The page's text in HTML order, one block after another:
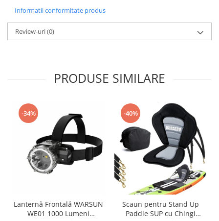
Informatii conformitate produs
Review-uri(0)
PRODUSE SIMILARE
-34%
Lanternă Frontală WARSUN
WE01 1000 Lumeni
-40%
Scaun pentru Stand Up
Paddle SUP cu Chingi